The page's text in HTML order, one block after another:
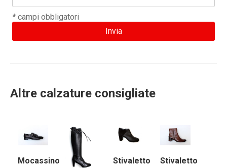
* campi obbligatori
Altre calzature consigliate
Mocassino
Stivaletto
Stivaletto